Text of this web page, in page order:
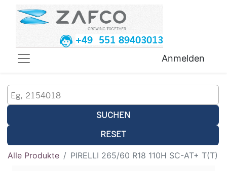
+49 551 89403013
Anmelden
SUCHEN
RESET
Alle Produkte PIRELLI 265/60 R18 110H SC-AT+ T(T)